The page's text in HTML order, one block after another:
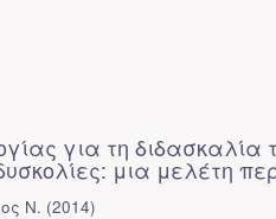
για τη διδασκαλία
μια μελέτη
Ν. (2014)